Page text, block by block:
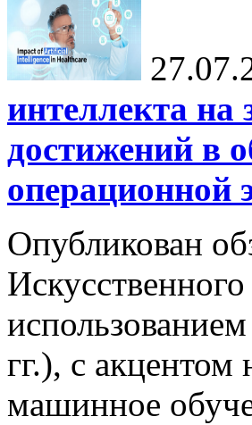
интеллекта на
достижений в
операционной
Опубликован
гг.), с
машинное